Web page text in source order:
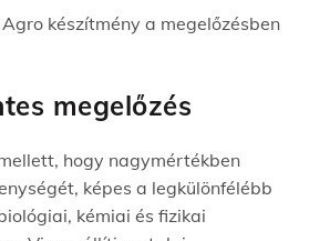
készítmény a megelőzésben
megelőzés
hogy nagymértékben
képes a legkülönfélébb
kémiai és fizikai